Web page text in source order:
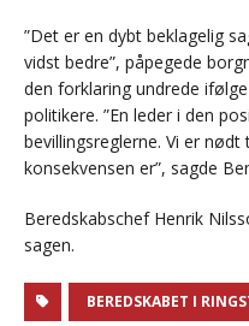
”Det er en dybt beklagelig
vidst bedre”, påpegede
den forklaring undrede
politikere. ”En leder i den
bevillingsreglerne. Vi er
konsekvensen er”, sagde
Beredskabschef Henrik
sagen.
BEREDSKABET I